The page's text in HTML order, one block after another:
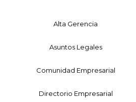
Alta Gerencia
Asuntos Legales
Comunidad Empresarial
Directorio Empresarial